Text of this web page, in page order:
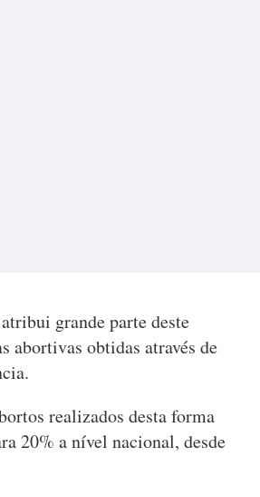
grande parte deste
abortivas obtidas através de
realizados desta forma
20% a nível nacional, desde